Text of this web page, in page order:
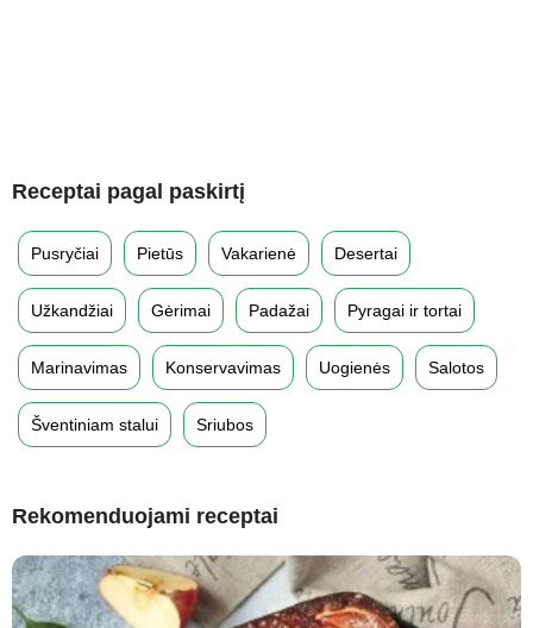
Receptai pagal paskirtį
Pusryčiai Pietūs Vakarienė Desertai
Užkandžiai Gėrimai Padažai Pyragai ir tortai
Marinavimas Konservavimas Uogienės Salotos
Šventiniam stalui Sriubos
Rekomenduojami receptai